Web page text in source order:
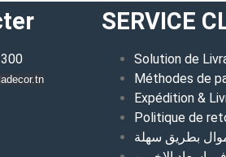
SERVICE
Solution de
Méthodes de
Expédition &
Politique de
بطريق سهلة